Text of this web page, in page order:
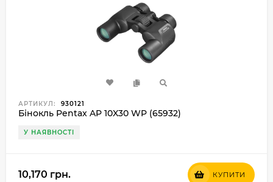
АРТИКУЛ: 930121
Бінокль Pentax AP 10X30 WP (65932)
У НАЯВНОСТІ
10,170 грн. КУПИТИ